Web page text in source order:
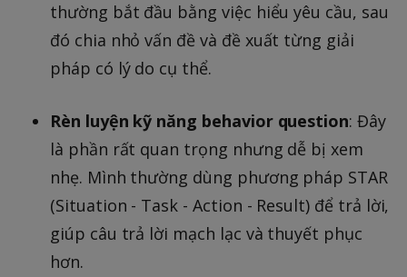
thường bắt đầu bằng việc hiểu yêu cầu, sau
đó chia nhỏ vấn đề và đề xuất từng giải
pháp có lý do cụ thể.
Rèn luyện kỹ năng behavior question: Đây
là phần rất quan trọng nhưng dễ bị xem
nhẹ. Mình thường dùng phương pháp STAR
(Situation - Task - Action - Result) để trả lời,
giúp câu trả lời mạch lạc và thuyết phục
hơn.